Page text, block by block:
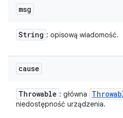
msg
String : opisową wiadomość.
cause
Throwable : główna
niedostępność urządzenia.